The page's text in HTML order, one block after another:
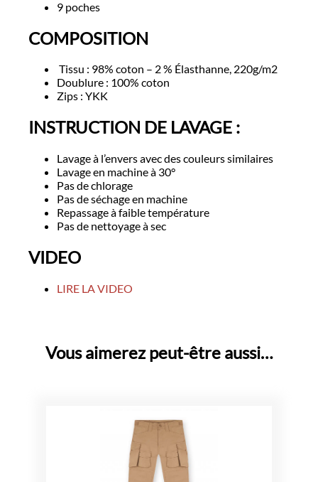
9 poches
COMPOSITION
Tissu : 98% coton – 2 % Élasthanne, 220g/m2
Doublure : 100% coton
Zips : YKK
INSTRUCTION DE LAVAGE :
Lavage à l’envers avec des couleurs similaires
Lavage en machine à 30°
Pas de chlorage
Pas de séchage en machine
Repassage à faible température
Pas de nettoyage à sec
VIDEO
LIRE LA VIDEO
Vous aimerez peut-être aussi…